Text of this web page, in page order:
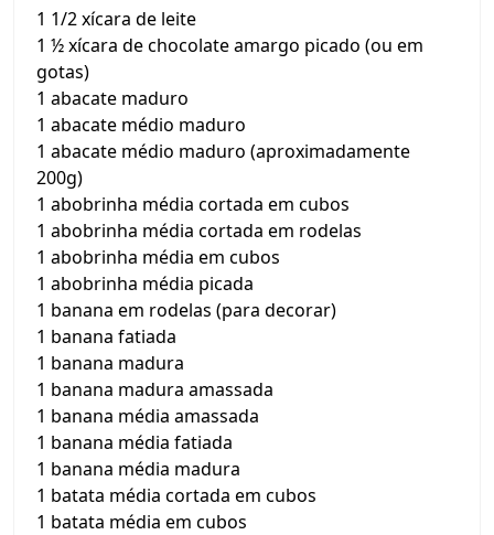
1 1/2 xícara de leite
1 ½ xícara de chocolate amargo picado (ou em
gotas)
1 abacate maduro
1 abacate médio maduro
1 abacate médio maduro (aproximadamente
200g)
1 abobrinha média cortada em cubos
1 abobrinha média cortada em rodelas
1 abobrinha média em cubos
1 abobrinha média picada
1 banana em rodelas (para decorar)
1 banana fatiada
1 banana madura
1 banana madura amassada
1 banana média amassada
1 banana média fatiada
1 banana média madura
1 batata média cortada em cubos
1 batata média em cubos